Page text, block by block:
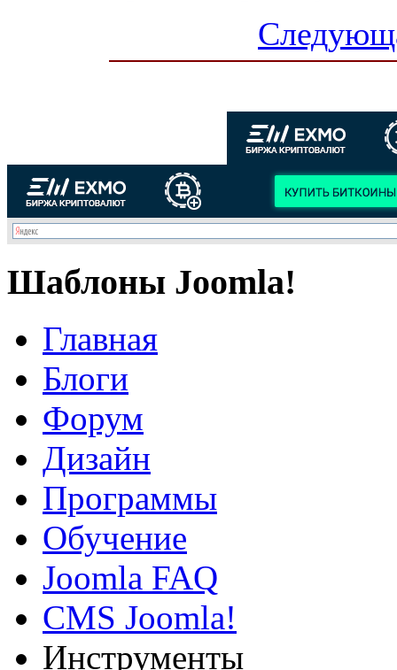
Шаблоны Joomla!
Главная
Блоги
Форум
Дизайн
Программы
Обучение
Joomla FAQ
CMS Joomla!
Инструменты